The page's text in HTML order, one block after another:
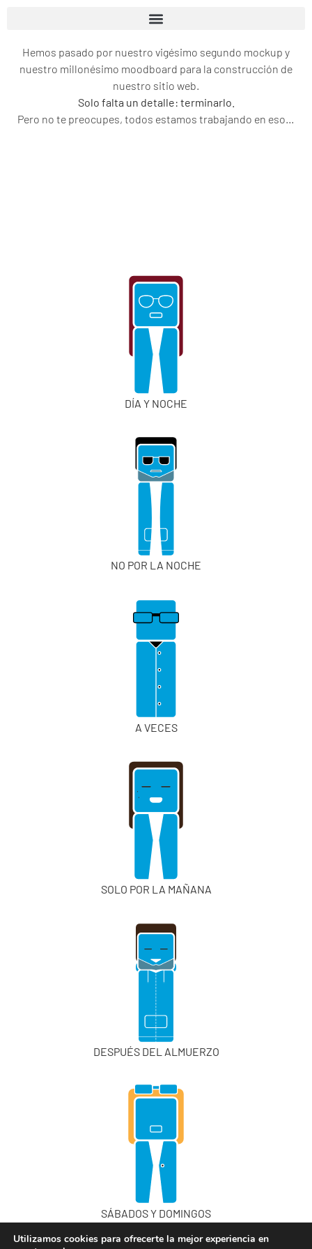
Hemos pasado por nuestro vigésimo segundo mockup y
nuestro millonésimo moodboard para la construcción de
nuestro sitio web.
Solo falta un detalle: terminarlo.
Pero no te preocupes, todos estamos trabajando en eso…
DÍA Y NOCHE
NO POR LA NOCHE
A VECES
SOLO POR LA MAÑANA
DESPUÉS DEL ALMUERZO
SÁBADOS Y DOMINGOS
Utilizamos cookies para ofrecerte la mejor experiencia en